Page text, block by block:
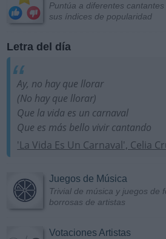
Puntúa a diferentes
sus índices de popularidad
Letra del día
Ay, no hay que llorar
(No hay que llorar)
Que la vida es un carnaval
Que es más bello vivir cantando
'La Vida Es Un Carnaval', Celia
Juegos de Música
Trivial de música y juegos de
borrosas de artistas
Votaciones Artistas